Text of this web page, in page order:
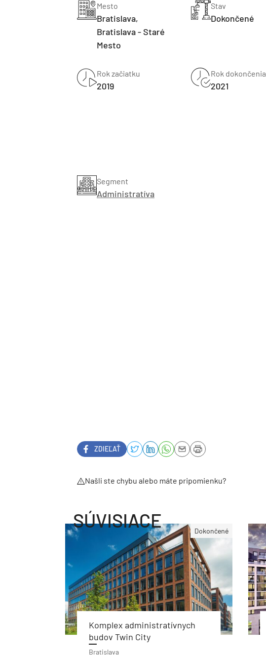
Mesto
Bratislava,
Bratislava - Staré
Mesto
Stav
Dokončené
Rok začiatku
2019
Rok dokončenia
2021
Segment
Administratíva
ZDIEĽAŤ
Našli ste chybu alebo máte pripomienku?
SÚVISIACE Dokončené
Komplex administratívnych
budov Twin City
Bratislava